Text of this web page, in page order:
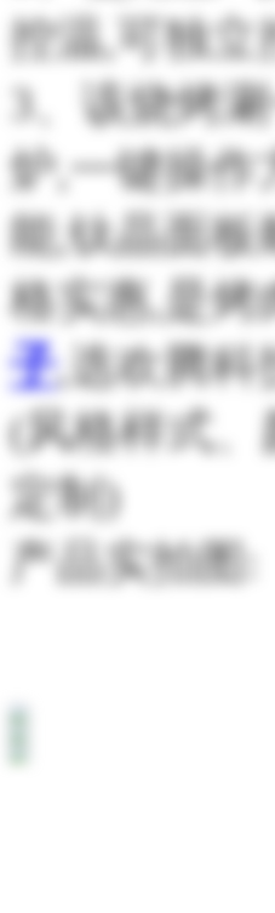
控温,可独
3、该烧烤
炉,一键操作
能,钛晶面
格实惠,是
子,选欢腾科
(风格样式
定制)
产品实拍图: